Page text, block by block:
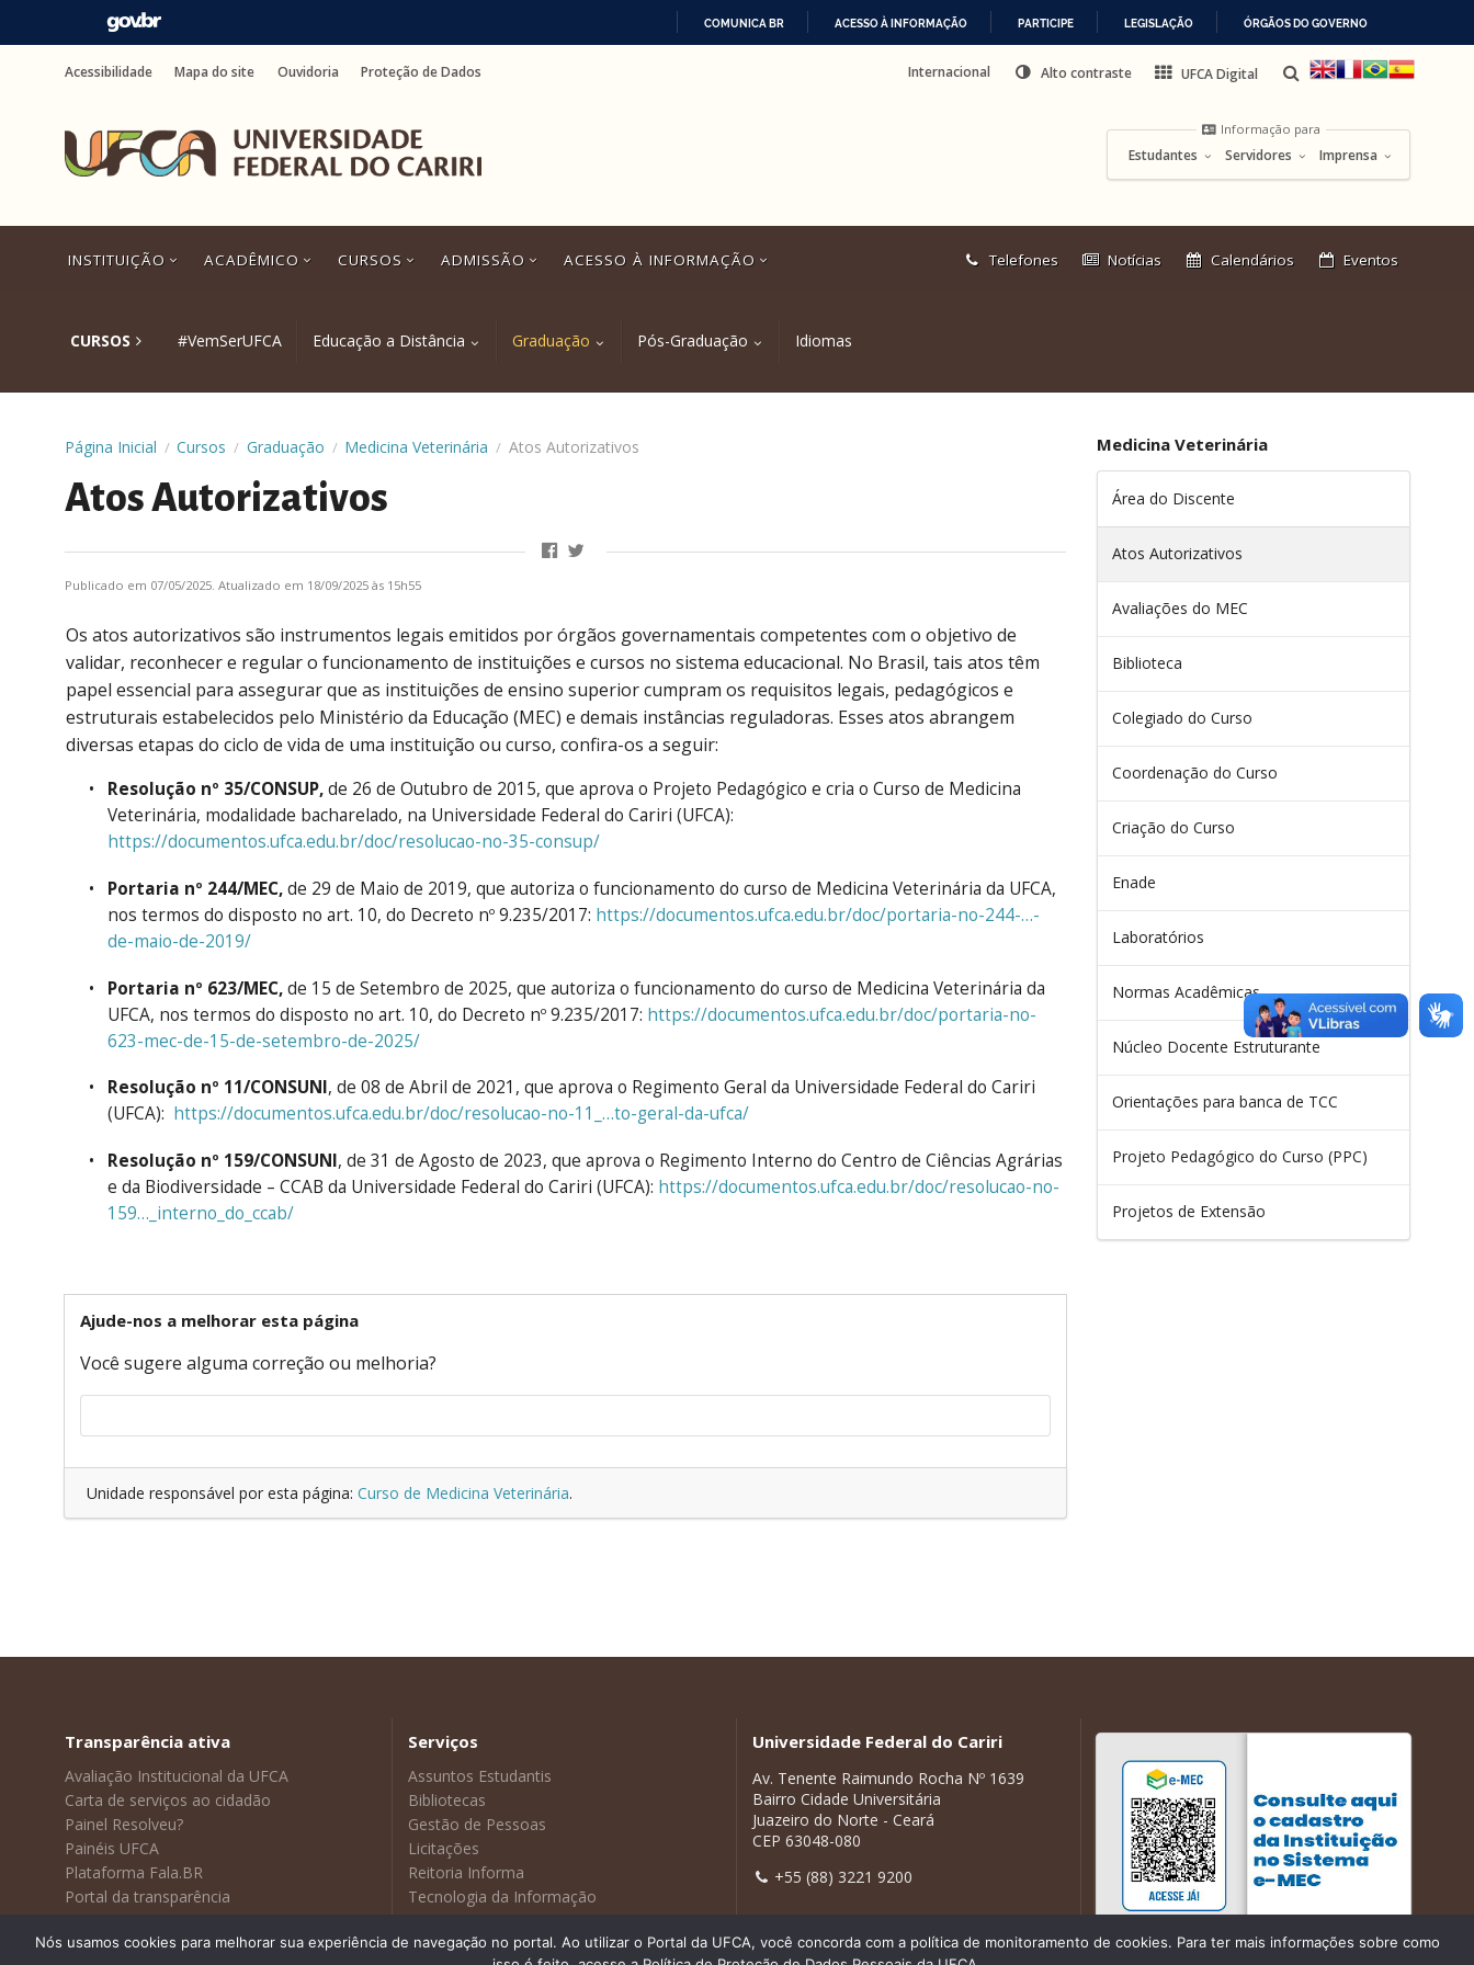
COMUNICA BR ACESSO À INFORMAÇÃO PARTICIPE LEGISLAÇÃO ÓRGÃOS DO GOVERNO
para
para
busca
rodapé
Acessibilidade Mapa do site Ouvidoria Proteção de Dados Internacional Alto contraste UFCA Digital
Informação para
Estudantes Servidores Imprensa
INSTITUIÇÃO ACADÊMICO CURSOS ADMISSÃO ACESSO À INFORMAÇÃO
Link
Telefones Notícias Calendários Eventos
CURSOS #VemSerUFCA Educação a Distância Graduação Pós-Graduação Idiomas
Página Inicial / Cursos / Graduação / Medicina Veterinária / Atos Autorizativos
Atos Autorizativos
Publicado em 07/05/2025. Atualizado em 18/09/2025 às 15h55
Os atos autorizativos são instrumentos legais emitidos por órgãos governamentais competentes com o objetivo de
validar, reconhecer e regular o funcionamento de instituições e cursos no sistema educacional. No Brasil, tais atos têm
papel essencial para assegurar que as instituições de ensino superior cumpram os requisitos legais, pedagógicos e
estruturais estabelecidos pelo Ministério da Educação (MEC) e demais instâncias reguladoras. Esses atos abrangem
diversas etapas do ciclo de vida de uma instituição ou curso, confira-os a seguir:
Resolução nº 35/CONSUP,de 26 de Outubro de 2015, que aprova o Projeto Pedagógico e cria o Curso de Medicina
Veterinária, modalidade bacharelado, na Universidade Federal do Cariri (UFCA):
https://documentos.ufca.edu.br/doc/resolucao-no-35-consup/
Portaria nº 244/MEC,de 29 de Maio de 2019, que autoriza o funcionamento do curso de Medicina Veterinária da UFCA,
nos termos do disposto no art. 10, do Decreto nº 9.235/2017: https://documentos.ufca.edu.br/doc/portaria-no-244-…-
de-maio-de-2019/
Portaria nº 623/MEC,de 15 de Setembro de 2025, que autoriza o funcionamento do curso de Medicina Veterinária da
UFCA, nos termos do disposto no art. 10, do Decreto nº 9.235/2017: https://documentos.ufca.edu.br/doc/portaria-no-
623-mec-de-15-de-setembro-de-2025/
Resolução nº 11/CONSUNI, de 08 de Abril de 2021, que aprova o Regimento Geral da Universidade Federal do Cariri
(UFCA): https://documentos.ufca.edu.br/doc/resolucao-no-11_…to-geral-da-ufca/
Resolução nº 159/CONSUNI, de 31 de Agosto de 2023, que aprova o Regimento Interno do Centro de Ciências Agrárias
e da Biodiversidade – CCAB da Universidade Federal do Cariri (UFCA): https://documentos.ufca.edu.br/doc/resolucao-no-
159…_interno_do_ccab/
Ajude-nos a melhorar esta página
Você sugere alguma correção ou melhoria?
Unidade responsável por esta página: Curso de Medicina Veterinária.
Medicina Veterinária
Área do Discente
Atos Autorizativos
Avaliações do MEC
Biblioteca
Colegiado do Curso
Coordenação do Curso
Criação do Curso
Enade
Laboratórios
Normas Acadêmicas
Núcleo Docente Estruturante
Orientações para banca de TCC
Projeto Pedagógico do Curso (PPC)
Projetos de Extensão
Transparência ativa
Avaliação Institucional da UFCA
Carta de serviços ao cidadão
Painel Resolveu?
Painéis UFCA
Plataforma Fala.BR
Portal da transparência
Serviços
Assuntos Estudantis
Bibliotecas
Gestão de Pessoas
Licitações
Reitoria Informa
Tecnologia da Informação
Webmail
Universidade Federal do Cariri
Av. Tenente Raimundo Rocha Nº 1639
Bairro Cidade Universitária
Juazeiro do Norte - Ceará
CEP 63048-080
+55 (88) 3221 9200
Nós usamos cookies para melhorar sua experiência de navegação no portal. Ao utilizar o Portal da UFCA, você concorda com a política de monitoramento de cookies. Para ter mais informações sobre como